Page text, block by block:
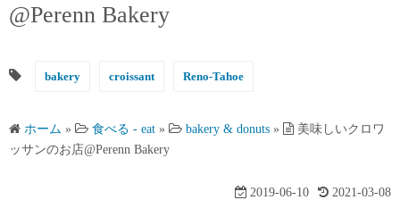
プ@Perenn Bakery
bakery croissant Reno-Tahoe
ホーム » 食べる - eat » bakery & donuts »
美味しいクロワ
ッサンのお店@Perenn Bakery
2019-06-10 2021-03-08